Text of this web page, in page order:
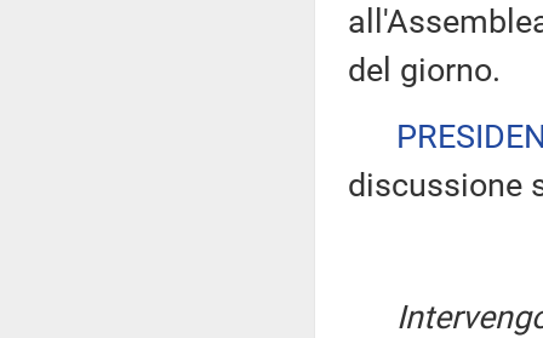
del giorno.
discussione